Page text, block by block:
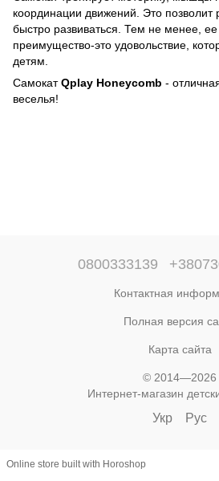
координации движений. Это позволит
быстро развиваться. Тем не менее, ее
преимущество-это удовольствие,
детям.
СамокатQplay Honeycomb -
веселья!
0800333139
Контактная
Полная версия
Карта сайта
© 2014—2026
Интернет-магазин
Укр Рус
Online store built with Horoshop